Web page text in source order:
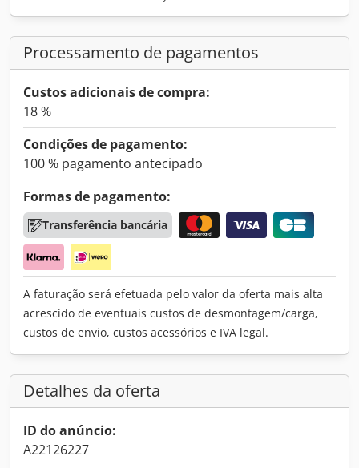
Processamento de pagamentos
Custos adicionais de compra:
18 %
Condições de pagamento:
100 % pagamento antecipado
Formas de pagamento:
Transferência bancária
A faturação será efetuada pelo valor da oferta mais alta
acrescido de eventuais custos de desmontagem/carga,
custos de envio, custos acessórios e IVA legal.
Detalhes da oferta
ID do anúncio:
A22126227